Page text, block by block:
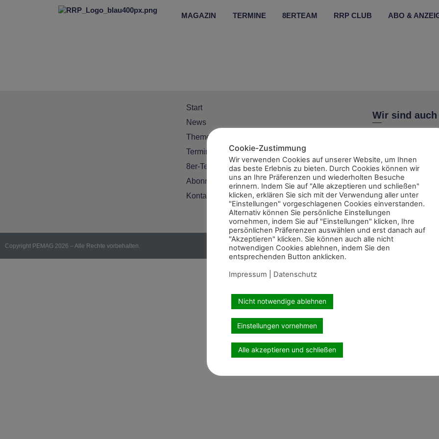
MAGAZIN TERMINE 8ERTEAM RRP CLUB ABO &
Start
News
Themen
Termine
8er-Team
Abonnement
Kontakt
Wir sind
Copyright PEMAG 2026 – Alle Rechte vorbehalten.
Cookie-Zustimmung
Wir verwenden Cookies auf unserer Website, um Ihnen
das beste Erlebnis zu bieten. Durch Cookies können wir
uns an Ihre Präferenzen und wiederholten Besuche
erinnern. Indem Sie auf "Alle akzeptieren und schließen"
klicken, erklären Sie sich mit der Verwendung aller unter
"Einstellungen" vorgeschlagenen Cookies einverstanden.
Alternativ können Sie persönliche Einstellungen
vornehmen, indem Sie auf "Einstellungen" klicken, Ihre
persönlichen Präferenzen auswählen und erst danach auf
"Akzeptieren" klicken. Sie können auch alle nicht
notwendigen Cookies ablehnen, indem Sie den
entsprechenden Button anklicken.
Impressum
Datenschutz
Nicht notwendige ablehnen
Einstellungen vornehmen
Alle akzeptieren und schließen